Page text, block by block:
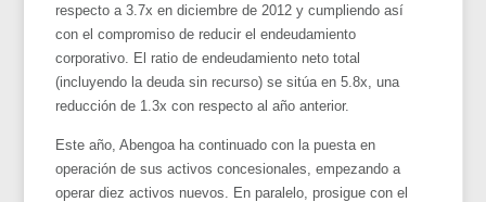
respecto a 3.7x en diciembre de 2012 y cumpliendo así
con el compromiso de reducir el endeudamiento
corporativo. El ratio de endeudamiento neto total
(incluyendo la deuda sin recurso) se sitúa en 5.8x, una
reducción de 1.3x con respecto al año anterior.
Este año, Abengoa ha continuado con la puesta en
operación de sus activos concesionales, empezando a
operar diez activos nuevos. En paralelo, prosigue con el